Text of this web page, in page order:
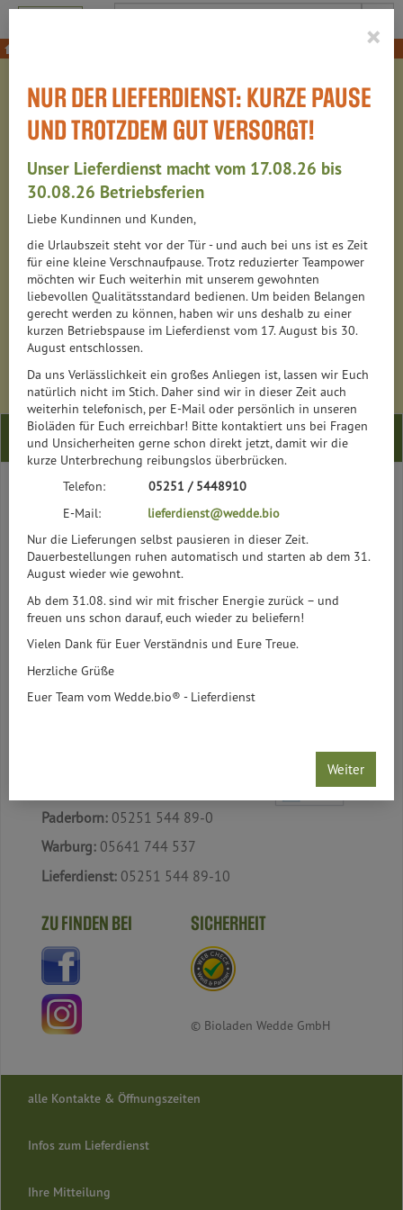
Produkt
×
NUR DER LIEFERDIENST: KURZE PAUSE
UND TROTZDEM GUT VERSORGT!
Unser Lieferdienst macht vom 17.08.26 bis
30.08.26 Betriebsferien
Liebe Kundinnen und Kunden,
die Urlaubszeit steht vor der Tür - und auch bei uns ist es Zeit
für eine kleine Verschnaufpause. Trotz reduzierter Teampower
möchten wir Euch weiterhin mit unserem gewohnten
liebevollen Qualitätsstandard bedienen. Um beiden Belangen
gerecht werden zu können, haben wir uns deshalb zu einer
kurzen Betriebspause im Lieferdienst vom 17. August bis 30.
August entschlossen.
Da uns Verlässlichkeit ein großes Anliegen ist, lassen wir Euch
natürlich nicht im Stich. Daher sind wir in dieser Zeit auch
weiterhin telefonisch, per E-Mail oder persönlich in unseren
Bioläden für Euch erreichbar! Bitte kontaktiert uns bei Fragen
und Unsicherheiten gerne schon direkt jetzt, damit wir die
kurze Unterbrechung reibungslos überbrücken.
Telefon: 05251 / 5448910
E-Mail: lieferdienst@wedde.bio
Nur die Lieferungen selbst pausieren in dieser Zeit.
Dauerbestellungen ruhen automatisch und starten ab dem 31.
August wieder wie gewohnt.
Ab dem 31.08. sind wir mit frischer Energie zurück – und
freuen uns schon darauf, euch wieder zu beliefern!
Vielen Dank für Euer Verständnis und Eure Treue.
Herzliche Grüße
Euer Team vom Wedde.bio® - Lieferdienst
Weiter
Wir - dasTeam
Unser Antrieb
Weitere Lieferanten
Nachhaltigkeit
Meinung und Wissen
Alle Preise in EUR (€) inkl. gesetzlicher Mehrwertsteuer, zuzüglich
Versandkosten, Pfand und optionaler Servicegebühren.
DE-ÖKO-039
Paderborn: 05251 544 89-0
Warburg: 05641 744 537
Lieferdienst: 05251 544 89-10
ZU FINDEN BEI SICHERHEIT
© Bioladen Wedde GmbH
alle Kontakte & Öffnungszeiten
Infos zum Lieferdienst
Ihre Mitteilung